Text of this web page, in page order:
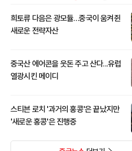
희토류 다음은 광모듈…중국이 움켜쥔
새로운 전략자산
중국산 에어콘을 웃돈 주고 산다...유럽
열광시킨 메이디
스티븐 로치 '과거의 홍콩'은 끝났지만
'새로운 홍콩'은 진행중